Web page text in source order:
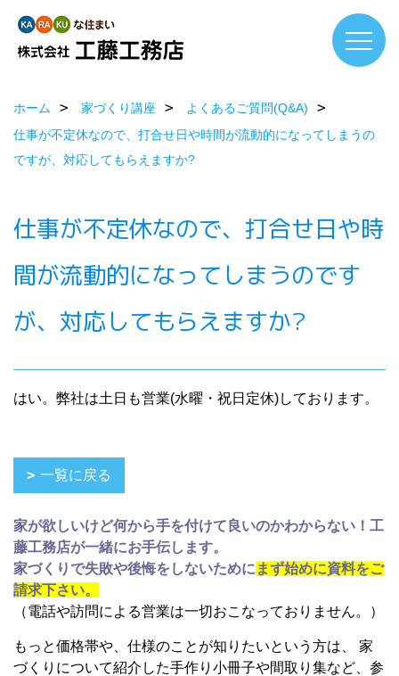
ホーム 家づくり講座
よくあるご質問(Q&A)
仕事が不定休なので、打合せ日や時間が流動的になってしまうの
ですが、対応してもらえますか?
仕事が不定休なので、打合せ日や時
間が流動的になってしまうのです
が、対応してもらえますか?
はい。弊社は土日も営業(水曜・祝日定休)しております。
一覧に戻る
家が欲しいけど何から手を付けて良いのかわからない！工
藤工務店が一緒にお手伝します。
家づくりで失敗や後悔をしないために まず始めに資料をご
請求下さい。
（電話や訪問による営業は一切おこなっておりません。）
もっと価格帯や、仕様のことが知りたいという方は、 家
づくりについて紹介した手作り小冊子や間取り集など、参